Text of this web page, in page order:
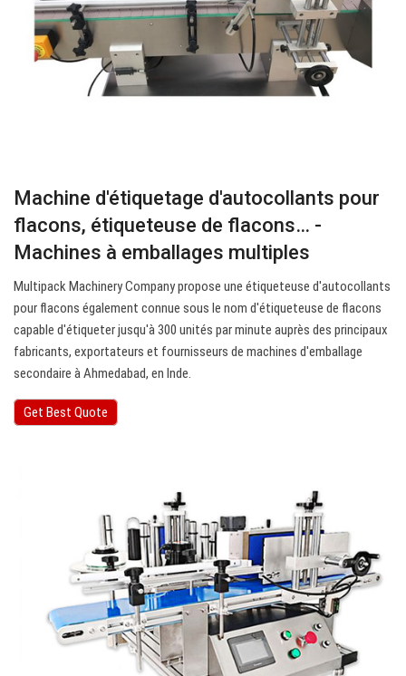
Machine d'étiquetage d'autocollants pour
flacons, étiqueteuse de flacons… -
Machines à emballages multiples
Multipack Machinery Company propose une étiqueteuse d'autocollants
pour flacons également connue sous le nom d'étiqueteuse de flacons
capable d'étiqueter jusqu'à 300 unités par minute auprès des principaux
fabricants, exportateurs et fournisseurs de machines d'emballage
secondaire à Ahmedabad, en Inde.
Get Best Quote